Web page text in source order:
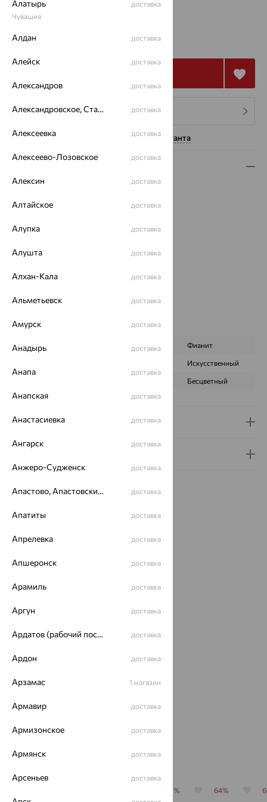
Калькулятор размера Другой размер
2 083
4 платежа по 521 ₽
Нужна помощь консультанта
Вес:2.28 — 2.42
Проба:
Вставка:
Вид покрытия:
Вес металла:
Характеристика вставки:
ВИД КАМНЯ Фианит
Искусственный
Бесцветный
Доставка и оплата
Идеальный комплект
64%
серебро,
друза
2 823
Похожие изделия
70% 64%
Алатырь
Чувашия
доставка
Алдан доставка
Алейск доставка
Александров доставка
Александровское, Ставропольский край доставка
Алексеевка доставка
Алексеево-Лозовское доставка
Алексин доставка
Алтайское доставка
Алупка доставка
Алушта доставка
Алхан-Кала доставка
Альметьевск доставка
Амурск доставка
Анадырь доставка
Анапа доставка
Анапская доставка
Анастасиевка доставка
Ангарск доставка
Анжеро-Судженск доставка
Апастово, Апастовский район доставка
Апатиты доставка
Апрелевка доставка
Апшеронск доставка
Арамиль доставка
Аргун доставка
Ардатов (рабочий поселок) доставка
Ардон доставка
Арзамас 1 магазин
Армавир доставка
Армизонское доставка
Армянск доставка
Арсеньев доставка